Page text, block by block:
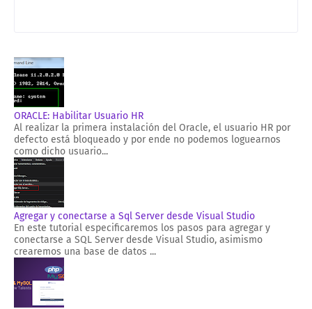
ORACLE: Habilitar Usuario HR
Al realizar la primera instalación del Oracle, el usuario HR por
defecto está bloqueado y por ende no podemos loguearnos
como dicho usuario...
Agregar y conectarse a Sql Server desde Visual Studio
En este tutorial especificaremos los pasos para agregar y
conectarse a SQL Server desde Visual Studio, asimismo
crearemos una base de datos ...